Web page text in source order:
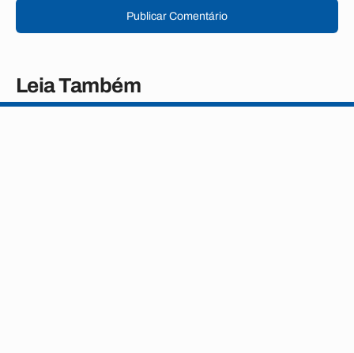
Publicar Comentário
Leia Também